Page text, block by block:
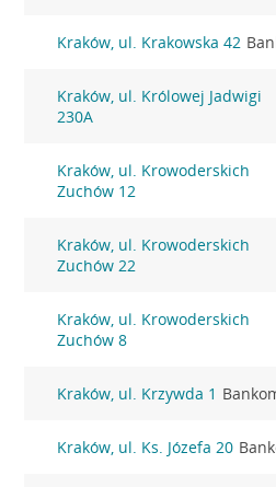
Kraków, ul. Krakowska 42
Kraków, ul. Królowej Jadwigi
230A
Kraków, ul. Krowoderskich
Zuchów 12
Kraków, ul. Krowoderskich
Zuchów 22
Kraków, ul. Krowoderskich
Zuchów 8
Kraków, ul. Krzywda 1
Kraków, ul. Ks. Józefa 20